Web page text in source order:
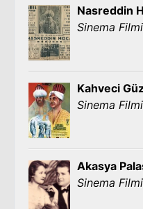
Nasreddin
Sinema Filmi
Kahveci
Sinema Filmi
Akasya
Sinema Filmi